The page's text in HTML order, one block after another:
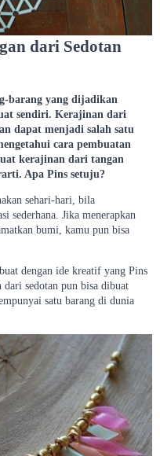
dari Sedotan
barang yang dijadikan
sendiri. Kerajinan dari
dapat menjadi salah satu
cara pembuatan
kerajinan dari tangan
Apa Pins setuju?
sehari-hari, bila
sederhana. Jika menerapkan
bumi, kamu pun bisa
dengan ide kreatif yang Pins
sedotan pun bisa dibuat
satu barang di dunia